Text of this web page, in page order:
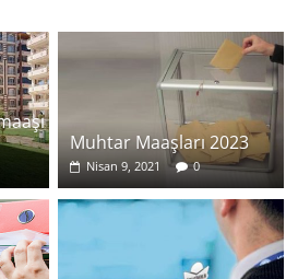
Muhtar Maaşları 2023
Nisan 9, 2021 0